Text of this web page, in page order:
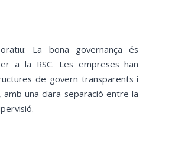
La bona governança és
a la RSC. Les empreses han
de govern transparents i
amb una clara separació entre la